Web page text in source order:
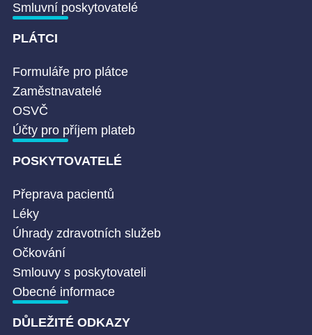
Smluvní poskytovatelé
PLÁTCI
Formuláře pro plátce
Zaměstnavatelé
OSVČ
Účty pro příjem plateb
POSKYTOVATELÉ
Přeprava pacientů
Léky
Úhrady zdravotních služeb
Očkování
Smlouvy s poskytovateli
Obecné informace
DŮLEŽITÉ ODKAZY